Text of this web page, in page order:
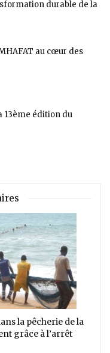
durable de la
au cœur des
13ème édition du
la pêcherie de la
grâce à l’arrêt